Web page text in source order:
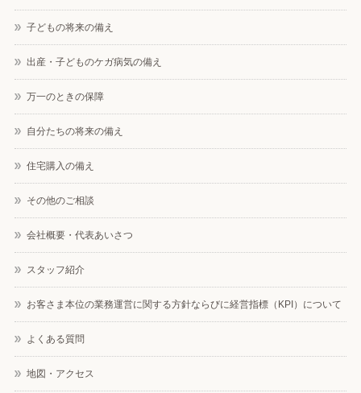
子どもの将来の備え
出産・子どものケガ病気の備え
万一のときの保障
自分たちの将来の備え
住宅購入の備え
その他のご相談
会社概要・代表あいさつ
スタッフ紹介
お客さま本位の業務運営に関する方針ならびに経営指標（KPI）について
よくある質問
地図・アクセス